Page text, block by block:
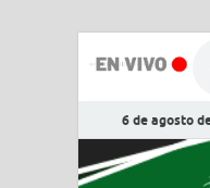
6 de agosto